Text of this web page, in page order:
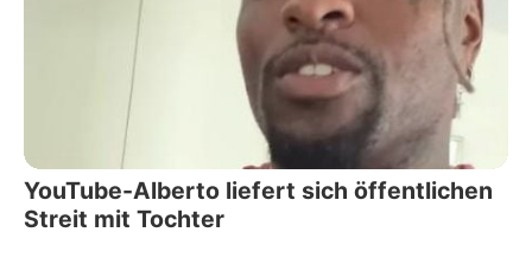
YouTube-Alberto liefert sich öffentlichen
Streit mit Tochter